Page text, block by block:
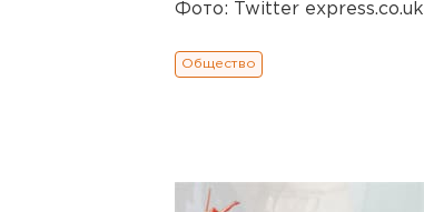
Фото: Twitter express.co.uk
Общество